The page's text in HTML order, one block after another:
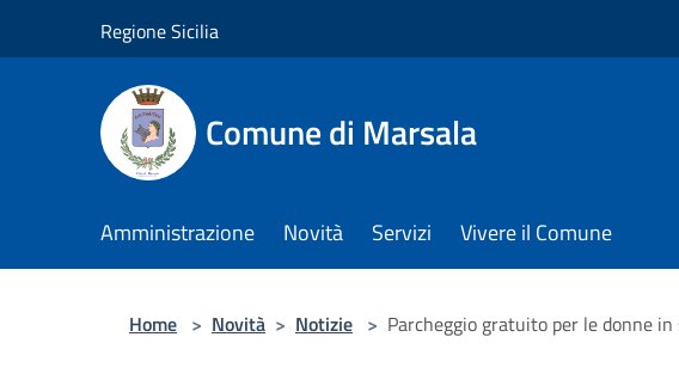
Regione Sicilia
Comune di Marsala
Amministrazione Novità Servizi Vivere il Comune
Home > Novità > Notizie > Parcheggio gratuito per le donne